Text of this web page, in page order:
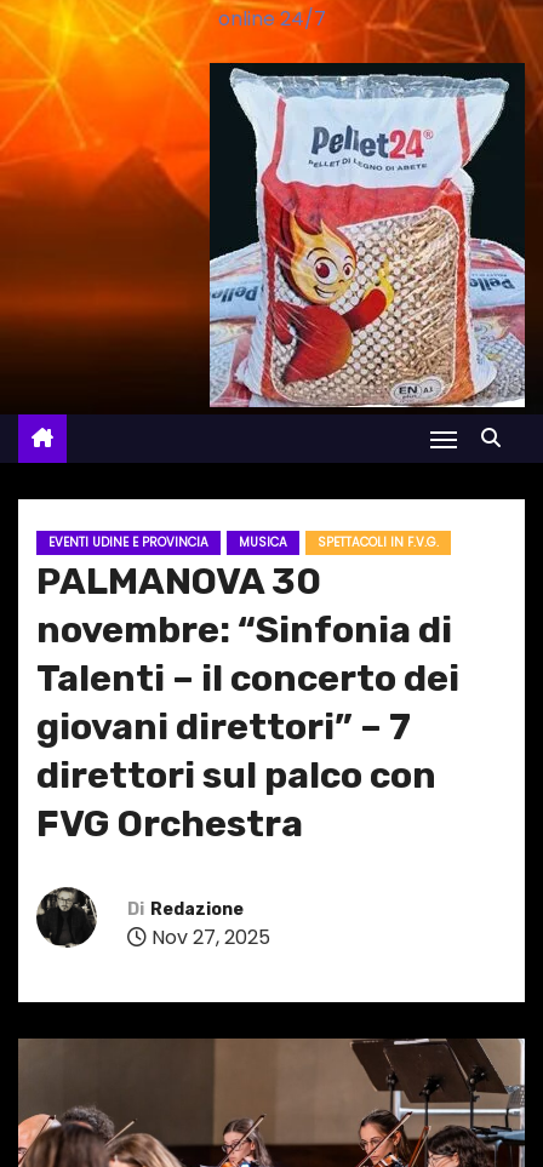
online 24/7
EVENTI UDINE E PROVINCIA MUSICA SPETTACOLI IN F.V.G.
PALMANOVA 30
novembre: “Sinfonia di
Talenti – il concerto dei
giovani direttori” – 7
direttori sul palco con
FVG Orchestra
Di Redazione
Nov 27, 2025